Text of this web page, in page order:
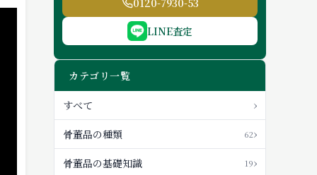
0120-7930-53
LINE査定
カテゴリ一覧
すべて ›
骨董品の種類 62›
骨董品の基礎知識 19›